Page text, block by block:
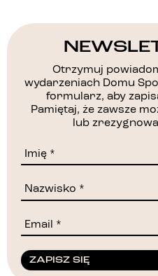
Otrzymuj
wydarzeniach Domu
formularz, aby
Pamiętaj, że zawsze
lub
ZAPISZ SIĘ